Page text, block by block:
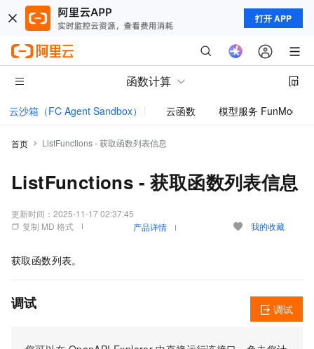
打开 APP
函数计算
云沙箱（FC Agent Sandbox） 云函数 模型服务 FunModel
首页 ListFunctions - 获取函数列表信息
ListFunctions - 获取函数列表信息
更新时间： 2025-11-17 02:37:45
复制 MD 格式
产品详情 我的收藏
获取函数列表。
调试 调试